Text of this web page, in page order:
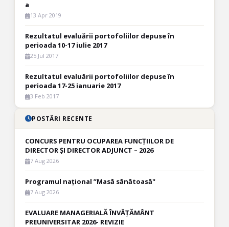
a
13 Apr 2019
Rezultatul evaluării portofoliilor depuse în
perioada 10-17 iulie 2017
25 Jul 2017
Rezultatul evaluării portofoliilor depuse în
perioada 17-25 ianuarie 2017
3 Feb 2017
POSTĂRI RECENTE
CONCURS PENTRU OCUPAREA FUNCȚIILOR DE
DIRECTOR ȘI DIRECTOR ADJUNCT – 2026
7 Aug 2026
Programul național ”Masă sănătoasă"
7 Aug 2026
EVALUARE MANAGERIALĂ ÎNVĂȚĂMÂNT
PREUNIVERSITAR 2026- REVIZIE